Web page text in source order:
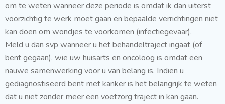
om te weten wanneer deze periode is omdat ik dan uiterst
voorzichtig te werk moet gaan en bepaalde verrichtingen niet
kan doen om wondjes te voorkomen (infectiegevaar).
Meld u dan svp wanneer u het behandeltraject ingaat (of
bent gegaan), wie uw huisarts en oncoloog is omdat een
nauwe samenwerking voor u van belang is. Indien u
gediagnostiseerd bent met kanker is het belangrijk te weten
dat u niet zonder meer een voetzorg traject in kan gaan.